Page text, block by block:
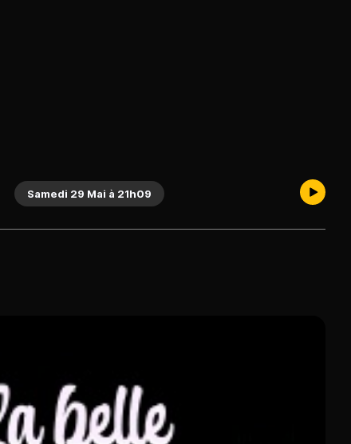
Samedi 29 Mai à 21h09